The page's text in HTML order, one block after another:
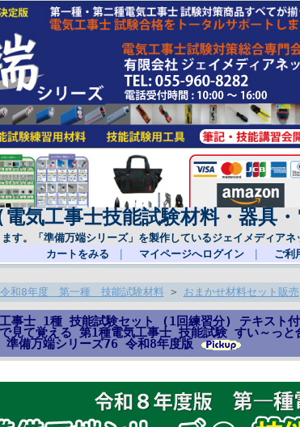
気工事士技能試験材料・器具
す。「準備万端シリーズ」を製作しているジェイメディアネ
カートをみる
マイページへログイン｜ ご利
令和8年度 第一種 技能試験材料> おまかせ材料セット販売
事士 1種 技能試験セット (1回練習分) テキスト
見て覚える 第1種電気工事士 技能試験 すい～っ
準備万端シリーズ76 令和8年度版